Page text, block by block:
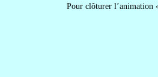
Pour clôturer l’animation